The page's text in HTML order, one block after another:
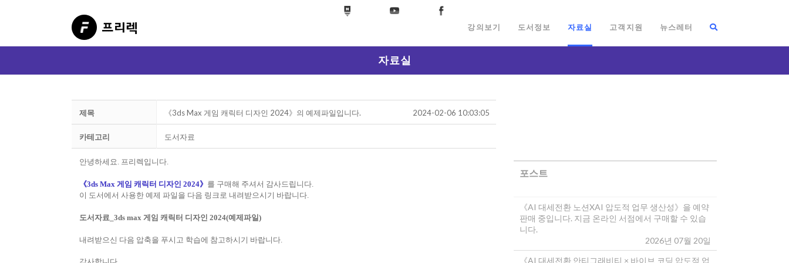
강의보기 도서정보 자료실 고객지원 뉴스레터
자료실
제목 《3ds Max 게임 캐릭터 디자인 2024》의 예제파일입니다. 2024-02-06 10:03:05
카테고리 도서자료
안녕하세요. 프리렉입니다.
《3ds Max 게임 캐릭터 디자인 2024》 를 구매해 주셔서 감사드립니다.
이 도서에서 사용한 예제 파일을 다음 링크로 내려받으시기 바랍니다.
도서자료_3ds max 게임 캐릭터 디자인 2024(예제파일)
내려받으신 다음 압축을 푸시고 학습에 참고하시기 바랍니다.
포스트
《AI 대세전환 노션XAI 압도적 업무 생산성》을 예약
판매 중입니다. 지금 온라인 서점에서 구매할 수 있습
니다.
2026년 07월 20일
《AI 대세전환 안티그래비티 × 바이브 코딩 압도적 업